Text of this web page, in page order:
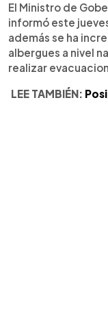
El Ministro de
informó este
además se ha
albergues a nivel
realizar
LEE TAMBIÉN: